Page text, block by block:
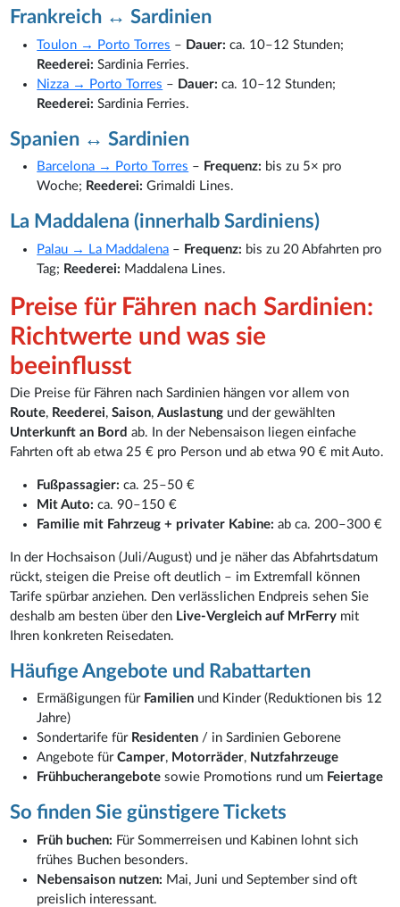
Frankreich ↔ Sardinien
Toulon → Porto Torres – Dauer: ca. 10–12 Stunden;
Reederei: Sardinia Ferries.
Nizza → Porto Torres – Dauer: ca. 10–12 Stunden;
Reederei: Sardinia Ferries.
Spanien ↔ Sardinien
Barcelona → Porto Torres – Frequenz: bis zu 5× pro
Woche; Reederei: Grimaldi Lines.
La Maddalena (innerhalb Sardiniens)
Palau → La Maddalena – Frequenz: bis zu 20 Abfahrten pro
Tag; Reederei: Maddalena Lines.
Preise für Fähren nach Sardinien:
Richtwerte und was sie
beeinflusst
Die Preise für Fähren nach Sardinien hängen vor allem von
Route, Reederei,Saison,Auslastung und der gewählten
Unterkunft an Bord ab. In der Nebensaison liegen einfache
Fahrten oft ab etwa 25 € pro Person und ab etwa 90 € mit Auto.
Fußpassagier: ca. 25–50 €
Mit Auto: ca. 90–150 €
Familie mit Fahrzeug + privater Kabine: ab ca. 200–300 €
In der Hochsaison (Juli/August) und je näher das Abfahrtsdatum
rückt, steigen die Preise oft deutlich – im Extremfall können
Tarife spürbar anziehen. Den verlässlichen Endpreis sehen Sie
deshalb am besten über den Live-Vergleich auf MrFerry mit
Ihren konkreten Reisedaten.
Häufige Angebote und Rabattarten
Ermäßigungen für Familien und Kinder (Reduktionen bis 12
Jahre)
Sondertarife für Residenten / in Sardinien Geborene
Angebote fürCamper, Motorräder, Nutzfahrzeuge
Frühbucherangebotesowie Promotions rund um Feiertage
So finden Sie günstigere Tickets
Früh buchen: Für Sommerreisen und Kabinen lohnt sich
frühes Buchen besonders.
Nebensaison nutzen: Mai, Juni und September sind oft
preislich interessant.